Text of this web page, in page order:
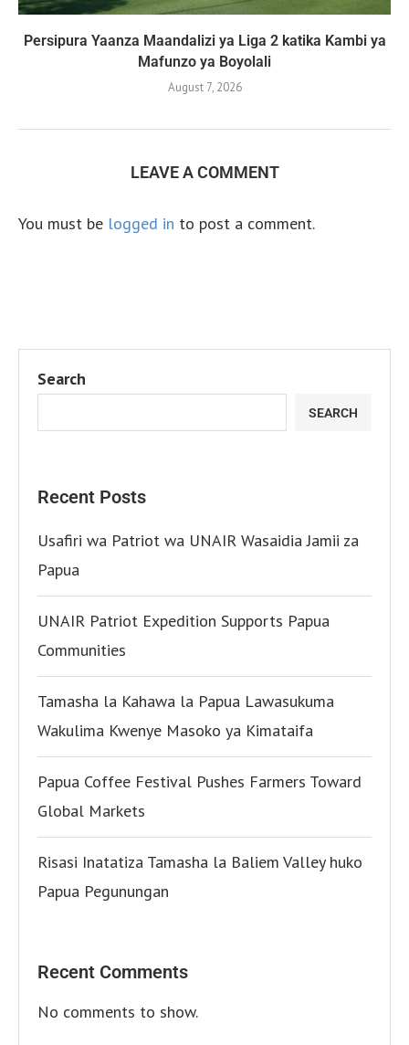
Persipura Yaanza Maandalizi ya Liga 2 katika Kambi ya
Mafunzo ya Boyolali
August 7, 2026
LEAVE A COMMENT
You must be logged in to post a comment.
Search
SEARCH
Recent Posts
Usafiri wa Patriot wa UNAIR Wasaidia Jamii za
Papua
UNAIR Patriot Expedition Supports Papua
Communities
Tamasha la Kahawa la Papua Lawasukuma
Wakulima Kwenye Masoko ya Kimataifa
Papua Coffee Festival Pushes Farmers Toward
Global Markets
Risasi Inatatiza Tamasha la Baliem Valley huko
Papua Pegunungan
Recent Comments
No comments to show.